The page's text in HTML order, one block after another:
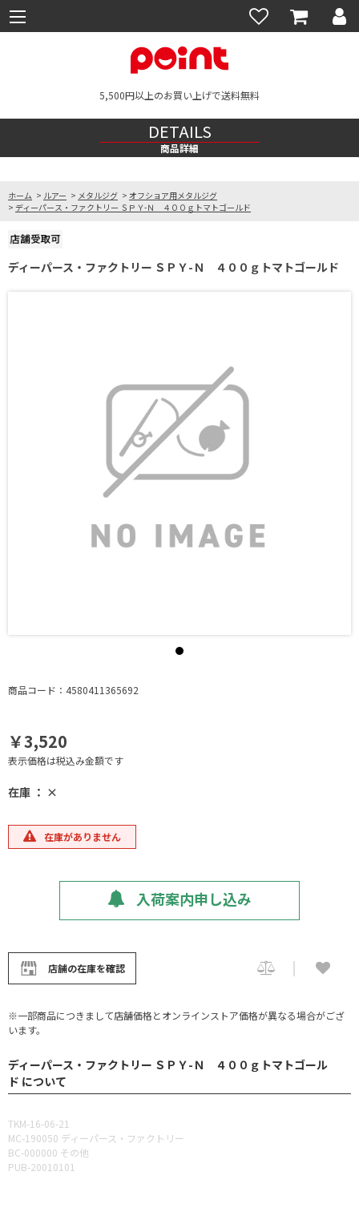
5,500円以上のお買い上げで送料無料
DETAILS
商品詳細
ホーム > ルアー > メタルジグ > オフショア用メタルジグ
> ディーパース・ファクトリー ＳＰＹ-Ｎ ４００ｇトマトゴールド
ディーパース・ファクトリー ＳＰＹ-Ｎ ４００ｇトマトゴールド
商品コード：4580411365692
￥3,520
表示価格は税込み金額です
在庫 ： ×
在庫がありません
入荷案内申し込み
店舗の在庫を確認
※一部商品につきまして店舗価格とオンラインストア価格が異なる場合がござ
います。
ディーパース・ファクトリー ＳＰＹ-Ｎ ４００ｇトマトゴール
ド について
TKM-16-06-21
MC-190050 ディーパース・ファクトリー
BC-000000 その他
PUB-20010101